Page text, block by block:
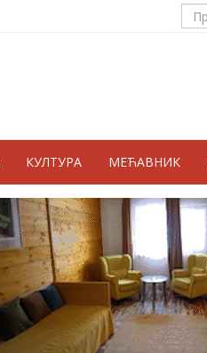
КУЛТУРА МЕЋАВНИК